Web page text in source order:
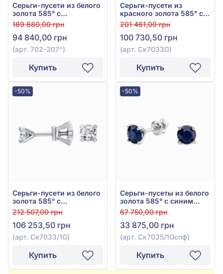
Серьги-пусети из белого
золота 585° с
бриллиантом 0,49ct, арт.
702-307
189 680,00 грн
94 840,00 грн
(арт. 702-307^)
Купить
Серьги-пусети из
красного золота 585° с
бриллиантом 0,8ct, арт.
Ск7033G
201 461,00 грн
100 730,50 грн
(арт. Ск7033G)
Купить
-50%
Серьги-пусети из белого
золота 585° с
бриллиантом 0,81ct, арт.
Ск7033/1G
212 507,00 грн
106 253,50 грн
(арт. Ск7033/1G)
Купить
-50%
Серьги-пусеты из белого
золота 585° с синим
гидротермальным
сапфиром 3,86ct, арт.
Ск7035/1Gспф
67 750,00 грн
33 875,00 грн
(арт. Ск7035/1Gспф)
Купить